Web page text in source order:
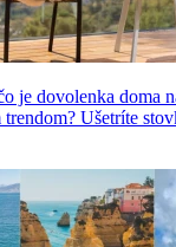
je dovolenka doma
Ušetríte